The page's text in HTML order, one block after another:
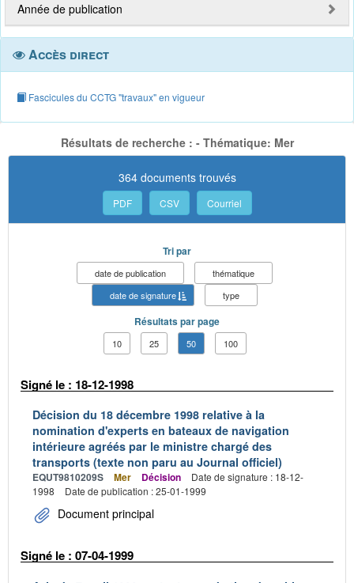
Année de publication
Accès direct
Fascicules du CCTG "travaux" en vigueur
Résultats de recherche : - Thématique: Mer
364 documents trouvés
PDF CSV Courriel
Tri par
date de publication
thématique
date de signature
type
Résultats par page
10 25 50 100
Signé le : 18-12-1998
Décision du 18 décembre 1998 relative à la
nomination d'experts en bateaux de navigation
intérieure agréés par le ministre chargé des
transports (texte non paru au Journal officiel)
EQUT9810209S Mer Décision
Date de signature : 18-12-
1998
Date de publication : 25-01-1999
Document principal
Signé le : 07-04-1999